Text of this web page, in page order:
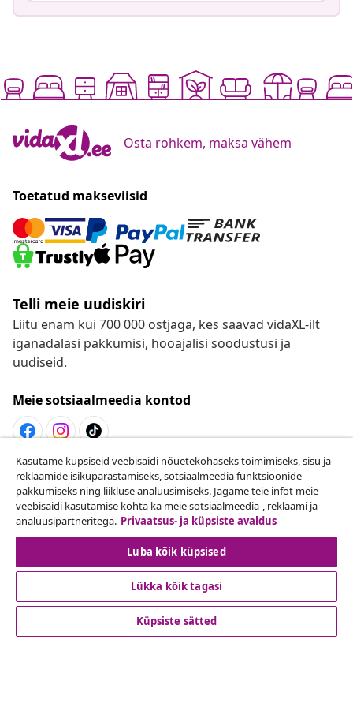
Osta rohkem, maksa vähem
Toetatud makseviisid
Telli meie uudiskiri
Liitu enam kui 700 000 ostjaga, kes saavad vidaXL-ilt
iganädalasi pakkumisi, hooajalisi soodustusi ja
uudiseid.
Meie sotsiaalmeedia kontod
Lepingust taganemine
Esita oma tellimuse kohta tagastamissoov.
Lepingust taganemine
Klienditeenindus
Kasutame küpsiseid veebisaidi nõuetekohaseks toimimiseks, sisu ja
reklaamide isikupärastamiseks, sotsiaalmeedia funktsioonide
pakkumiseks ning liikluse analüüsimiseks. Jagame teie infot meie
veebisaidi kasutamise kohta ka meie sotsiaalmeedia-, reklaami ja
analüüsipartneritega. Privaatsus- ja küpsiste avaldus
Luba kõik küpsised
Lükka kõik tagasi
Küpsiste sätted